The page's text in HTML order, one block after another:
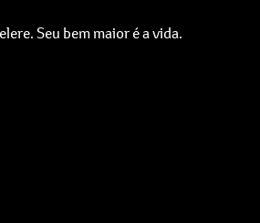
Seu bem maior é a vida.